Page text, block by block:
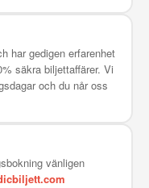
har gedigen erfarenhet
säkra biljettaffärer. Vi
och du når oss
vänligen